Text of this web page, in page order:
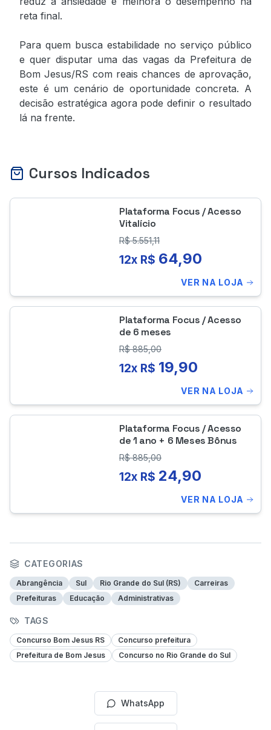
reta final.
Para quem busca estabilidade no serviço público
e quer disputar uma das vagas da Prefeitura de
Bom Jesus/RS com reais chances de aprovação,
este é um cenário de oportunidade concreta. A
decisão estratégica agora pode definir o resultado
lá na frente.
Cursos Indicados
Plataforma Focus / Acesso
Vitalício
R$5.551,11
12x R$ 64,90
VER NA LOJA
Plataforma Focus / Acesso
de 6 meses
R$885,00
12x R$ 19,90
VER NA LOJA
Plataforma Focus / Acesso
de 1 ano + 6 Meses Bônus
R$885,00
12x R$ 24,90
VER NA LOJA
CATEGORIAS
Abrangência Sul Rio Grande do Sul (RS)
Carreiras
Prefeituras
Educação Administrativas
TAGS
Concurso Bom Jesus RS
Concurso prefeitura
Prefeitura de Bom Jesus
Concurso no Rio Grande do Sul
WhatsApp